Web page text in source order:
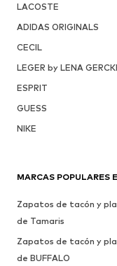
LACOSTE
ADIDAS ORIGINALS
CECIL
LEGER by LENA
ESPRIT
GUESS
NIKE
MARCAS POPULARES
Zapatos de tacón y
de Tamaris
Zapatos de tacón y
de BUFFALO